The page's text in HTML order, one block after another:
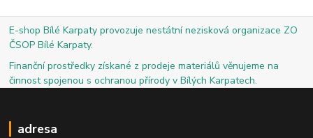
E-shop Bílé Karpaty provozuje nestátní nezisková organizace ZO
ČSOP Bílé Karpaty.
Finanční prostředky získané z prodeje materiálů věnujeme na
činnost spojenou s ochranou přírody v Bílých Karpatech.
adresa